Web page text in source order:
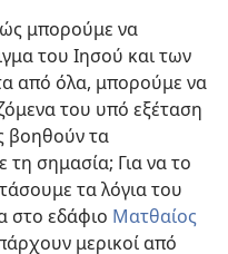
μπορούμε να
του Ιησού και των
από όλα, μπορούμε να
του υπό εξέταση
βοηθούν τα
σημασία; Για να το
τα λόγια του
στο εδάφιο Ματθαίος
μερικοί από